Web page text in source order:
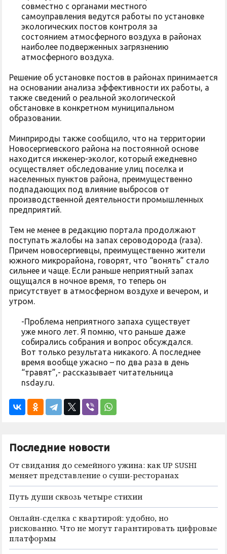
совместно с органами местного
самоуправления ведутся работы по установке
экологических постов контроля за
состоянием атмосферного воздуха в районах
наиболее подверженных загрязнению
атмосферного воздуха.
Решение об установке постов в районах принимается
на основании анализа эффективности их работы, а
также сведений о реальной экологической
обстановке в конкретном муниципальном
образовании.
Минприроды также сообщило, что на территории
Новосергиевского района на постоянной основе
находится инженер-эколог, который ежедневно
осуществляет обследование улиц поселка и
населенных пунктов района, преимущественно
подпадающих под влияние выбросов от
производственной деятельности промышленных
предприятий.
Тем не менее в редакцию портала продолжают
поступать жалобы на запах сероводорода (газа).
Причем новосергиевцы, преимущественно жители
южного микрорайона, говорят, что “вонять” стало
сильнее и чаще. Если раньше неприятный запах
ощущался в ночное время, то теперь он
присутствует в атмосферном воздухе и вечером, и
утром.
-Проблема неприятного запаха существует
уже много лет. Я помню, что раньше даже
собирались собрания и вопрос обсуждался.
Вот только результата никакого. А последнее
время вообще ужасно – по два раза в день
“травят”,- рассказывает читательница
nsday.ru.
Последние новости
От свидания до семейного ужина: как UP SUSHI
меняет представление о суши-ресторанах
Путь души сквозь четыре стихии
Онлайн-сделка с квартирой: удобно, но
рискованно. Что не могут гарантировать цифровые
платформы